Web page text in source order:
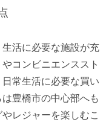
活に必要な施設が充
コンビニエンススト
常生活に必要な買い
豊橋市の中心部へも
レジャーを楽しむこ